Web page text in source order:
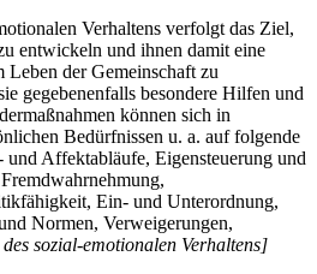
Verhaltens verfolgt das Ziel,
entwickeln und ihnen damit eine
Leben der Gemeinschaft zu
gegebenenfalls besondere Hilfen und
können sich in
Bedürfnissen u. a. auf folgende
und Affektabläufe, Eigensteuerung und
Ein- und Unterordnung,
Normen, Verweigerungen,
sozial-emotionalen Verhaltens]